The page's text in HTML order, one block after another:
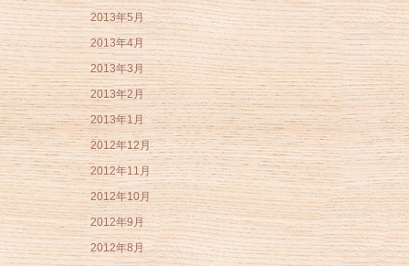
2013年5月
2013年4月
2013年3月
2013年2月
2013年1月
2012年12月
2012年11月
2012年10月
2012年9月
2012年8月